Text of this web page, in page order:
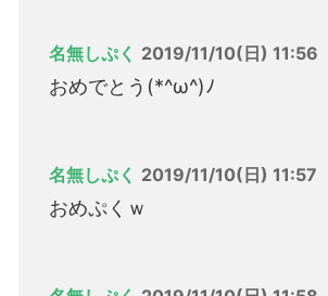
名無しぷく 2019/11/10(日) 11:56
おめでとう(*^ω^)ﾉ
名無しぷく 2019/11/10(日) 11:57
おめぷくｗ